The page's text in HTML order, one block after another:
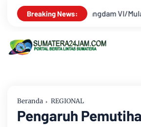
Breaking News:
TNI Krido Pramono Jadi Ikon
Beranda REGIONAL
Pengaruh